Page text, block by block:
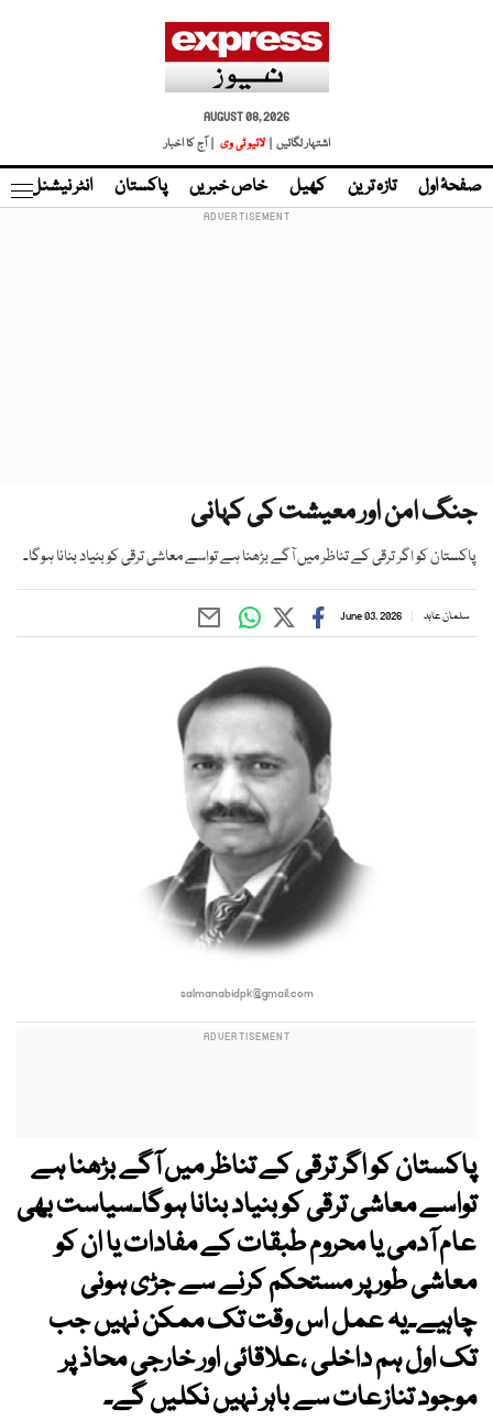
AUGUST 08, 2026
اشتہار لگائیں |
لائیو ٹی وی | آج کا اخبار
صفحۂ اول تازہ ترین کھیل خاص خبریں پاکستان انٹر نیشنل
جنگ امن اور معیشت کی کہانی
پاکستان کو اگر ترقی کے تناظر میں آگے بڑھنا ہے تواسے معاشی ترقی کو بنیاد بنانا ہوگا۔
سلمان عابد June 03, 2026
salmanabidpk@gmail.com
پاکستان کو اگر ترقی کے تناظر میں آگے بڑھنا ہے
تواسے معاشی ترقی کو بنیاد بنانا ہوگا۔سیاست بھی
عام آدمی یا محروم طبقات کے مفادات یا ان کو
معاشی طور پر مستحکم کرنے سے جڑی ہونی
چاہیے۔یہ عمل اس وقت تک ممکن نہیں جب
تک اول ہم داخلی ،علاقائی اور خارجی محاذ پر
موجود تنازعات سے باہر نہیں نکلیں گے۔